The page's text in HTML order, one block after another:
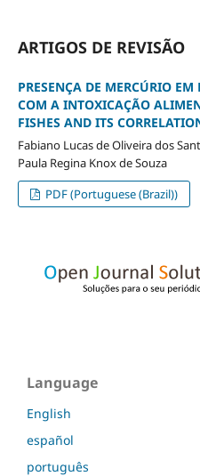
ARTIGOS DE REVISÃO
PRESENÇA DE MERCÚRIO
COM A INTOXICAÇÃO
FISHES AND ITS
Fabiano Lucas de Oliveira dos
Paula Regina Knox de Souza
PDF (Portuguese (Brazil))
Language
English
español
português